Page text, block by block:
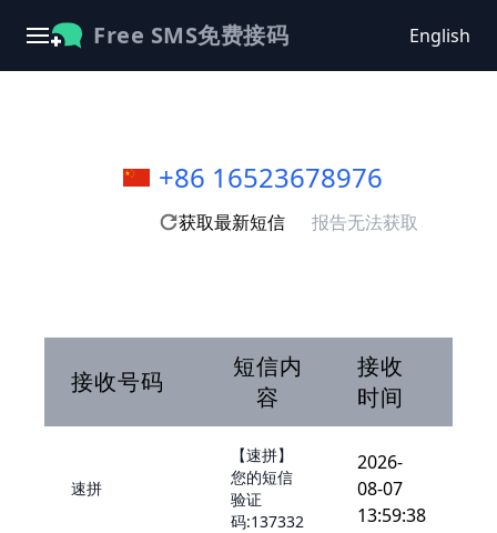
Free SMS免费接码 English
+86 16523678976
获取最新短信 报告无法获取
接收号码
短信内
容
接收
时间
速拼
【速拼】
您的短信
验证
码:137332
2026-
08-07
13:59:38